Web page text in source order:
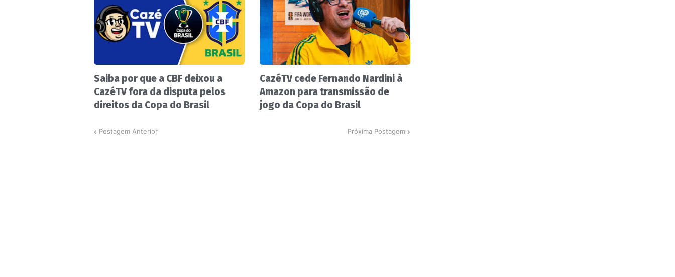
Saiba por que a CBF deixou a
CazéTV fora da disputa pelos
direitos da Copa do Brasil
CazéTV cede Fernando Nardini à
Amazon para transmissão de
jogo da Copa do Brasil
Postagem Anterior Próxima Postagem